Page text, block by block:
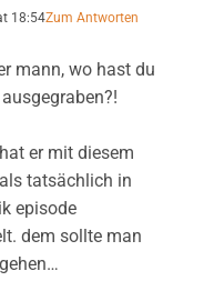
18:54Zum Antworten
mann, wo hast du
er mit diesem
tatsächlich in
episode
dem sollte man